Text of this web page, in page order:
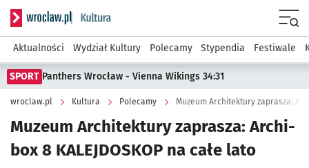
Serwis informacyjny wroclaw.pl podserwis: Kultura
Aktualności Wydział Kultury Polecamy Stypendia Festiwale
SPORT Panthers Wrocław - Vienna Wikings 34:31
wroclaw.pl Kultura Polecamy Muzeum Architektury zaprasza:
Muzeum Architektury zaprasza: Archi-
box 8 KALEJDOSKOP na całe lato